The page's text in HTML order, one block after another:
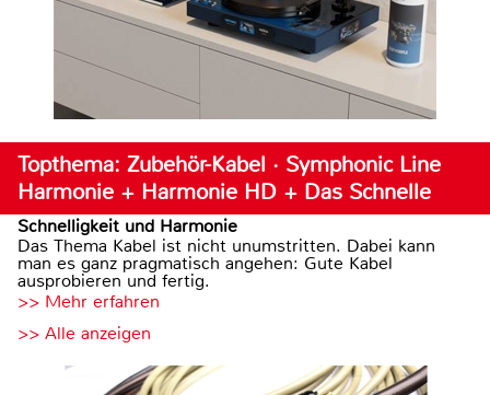
Topthema: Zubehör-Kabel · Symphonic Line
Harmonie + Harmonie HD + Das Schnelle
Schnelligkeit und Harmonie
Das Thema Kabel ist nicht unumstritten. Dabei kann
man es ganz pragmatisch angehen: Gute Kabel
ausprobieren und fertig.
>> Mehr erfahren
>> Alle anzeigen